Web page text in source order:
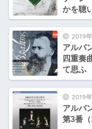
かを聴
2019
アルバ
四重奏
て思ふ
2019
アルバ
第3番